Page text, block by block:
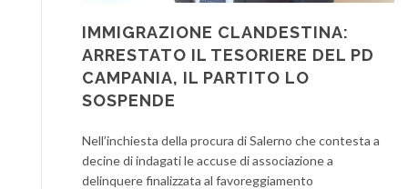
IMMIGRAZIONE CLANDESTINA:
ARRESTATO IL TESORIERE DEL PD
CAMPANIA, IL PARTITO LO
SOSPENDE
Nell’inchiesta della procura di Salerno che contesta a
decine di indagati le accuse di associazione a
delinquere finalizzata al favoreggiamento